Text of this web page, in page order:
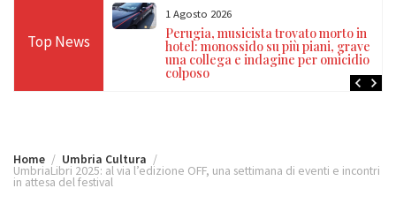
Top News
nel
per guida in
1 Agosto 2026
Perugia, musicista trovato morto in
hotel: monossido su più piani, grave
una collega e indagine per omicidio
colposo
Home Umbria Cultura
UmbriaLibri 2025: al via l’edizione OFF, una settimana di eventi e incontri
in attesa del festival